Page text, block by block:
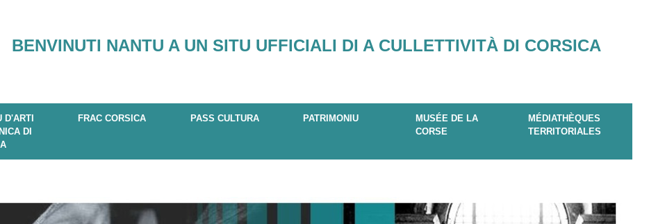
BENVINUTI NANTU A UN SITU UFFICIALI DI A CULLETTIVITÀ DI CORSICA
D'ARTI
DI
FRAC CORSICA PASS CULTURA PATRIMONIU
MUSÉE DE LA
CORSE
MÉDIATHÈQUES
TERRITORIALES